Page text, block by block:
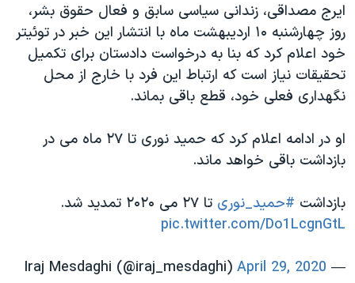
چهل سال گروگان‌گیری
قانون شفافیت دارائی کادر رهبری ایران
اعتراضات مردمی آبان ۹۸
اسرائیل در جنگ
همایش محافظه‌کاران آمریکا «سی‌پک»
سفر پرزیدنت ترامپ به چین
ایرج مصداقی، زندانی سیاسی سابق و فعال حقوق بشر،
روز چهارشنبه ۱۰ اردیبهشت ماه با انتشار این خبر در توئیتر
خود اعلام کرد که بنا به درخواست دادستان برای تکمیل
تحقیقات نیاز است که ارتباط این فرد با خارج از محل
نگهداری فعلی خود، قطع باقی بماند.
او در ادامه اعلام کرد که حمید نوری تا ۲۷ ماه می در
بازداشت باقی خواهد ماند.
بازداشت #حمید_نوری تا ۲۷ می ۲۰۲۰ تمدید شد.
pic.twitter.com/Do1LcgnGtL
— Iraj Mesdaghi (@iraj_mesdaghi)
April 29, 2020